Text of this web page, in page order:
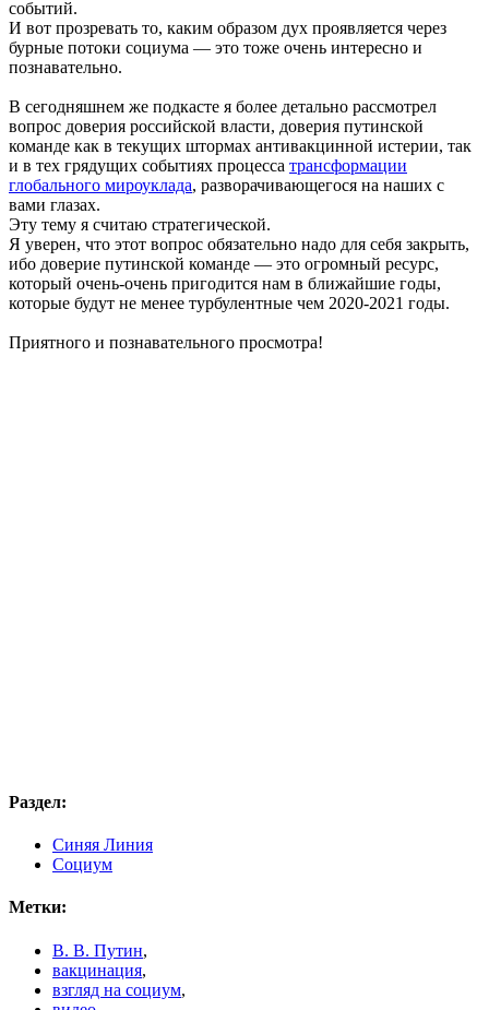
событий.
И вот прозревать то, каким образом дух проявляется через
бурные потоки социума — это тоже очень интересно и
познавательно.
В сегодняшнем же подкасте я более детально рассмотрел
вопрос доверия российской власти, доверия путинской
команде как в текущих штормах антивакцинной истерии, так
и в тех грядущих событиях процесса трансформации
глобального мироуклада, разворачивающегося на наших с
вами глазах.
Эту тему я считаю стратегической.
Я уверен, что этот вопрос обязательно надо для себя закрыть,
ибо доверие путинской команде — это огромный ресурс,
который очень-очень пригодится нам в ближайшие годы,
которые будут не менее турбулентные чем 2020-2021 годы.
Приятного и познавательного просмотра!
Раздел:
Синяя Линия
Социум
Метки:
В. В. Путин,
вакцинация,
взгляд на социум,